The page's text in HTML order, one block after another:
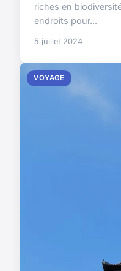
riches en
endroits pour...
5 juillet 2024
VOYAGE